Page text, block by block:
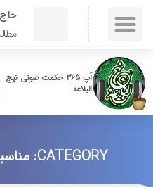
حاج
اَپ 365 حکمت صوتی نهج
البلاغه
CATEGORY: مناسبت های ماه ذی القعده